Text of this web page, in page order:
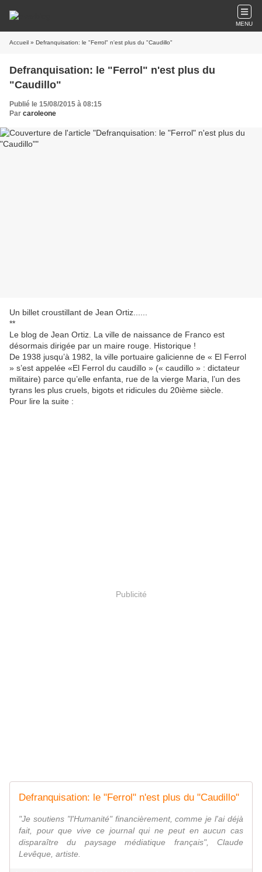
MENU
Accueil » Defranquisation: le "Ferrol" n'est plus du "Caudillo"
Defranquisation: le "Ferrol" n'est plus du
"Caudillo"
Publié le 15/08/2015 à 08:15
Par caroleone
Un billet croustillant de Jean Ortiz......
**
Le blog de Jean Ortiz. La ville de naissance de Franco est
désormais dirigée par un maire rouge. Historique !
De 1938 jusqu’à 1982, la ville portuaire galicienne de « El Ferrol
» s’est appelée «El Ferrol du caudillo » (« caudillo » : dictateur
militaire) parce qu’elle enfanta, rue de la vierge Maria, l’un des
tyrans les plus cruels, bigots et ridicules du 20ième siècle.
Pour lire la suite :
Publicité
Defranquisation: le "Ferrol" n'est plus du "Caudillo"
"Je soutiens "l'Humanité" financièrement, comme je l'ai déjà
fait, pour que vive ce journal qui ne peut en aucun cas
disparaître du paysage médiatique français", Claude
Levêque, artiste.